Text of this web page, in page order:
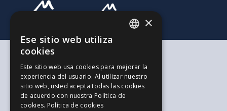
Según tus necesidades
Para ti y tu familia
Para tus ahorros e inversiones
Para tu empresa
La alternativa a los Autónomos
ENGLISH
×
Ese sitio web utiliza
cookies
Este sitio web usa cookies para mejorar la
experiencia del usuario. Al utilizar nuestro
sitio web, usted acepta todas las cookies
de acuerdo con nuestra Política de
cookies. Política de cookies